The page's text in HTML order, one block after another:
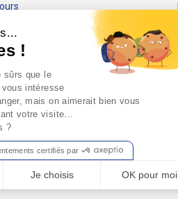
!
sûrs que le
intéresse
mais on aimerait bien vous
votre visite...
?
certifiés par
Je choisis OK pour moi
produits
d'achat sport
et certificats Nakamura
contacter